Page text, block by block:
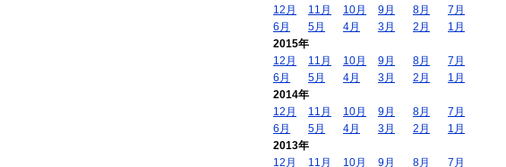
12月
11月 10月 9月 8月
7月
6月
5月 4月 3月 2月
1月
2015年
12月
11月 10月 9月 8月
7月
6月
5月 4月 3月 2月
1月
2014年
12月
11月 10月 9月 8月
7月
6月
5月 4月 3月 2月
1月
2013年
12月
11月 10月 9月 8月 7月